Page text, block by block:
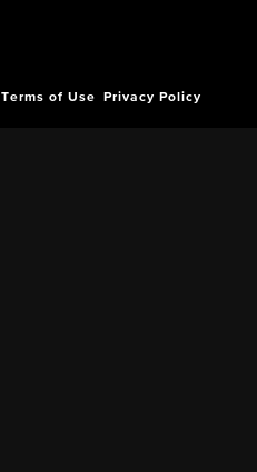
Terms of Use Privacy Policy